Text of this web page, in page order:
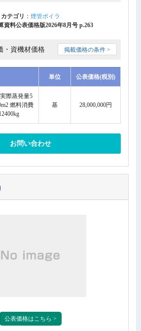
カテゴリ ： 煙管ボイラ
資料公表価格版2026年8月号 p.263
・資機材価格 掲載価格の条件 >
単位 公表価格(税別)
際蒸発量5
燃料消費
基 28,000,000円
お問い合わせ
公表価格はこちら >